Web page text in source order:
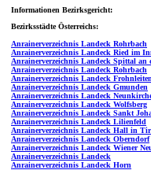
Informationen Bezirksgericht:
Bezirksstädte Österreichs:
Anrainerverzeichnis Landeck Rohrbach
Anrainerverzeichnis Landeck Ried im
Anrainerverzeichnis Landeck Spittal an
Anrainerverzeichnis Landeck Rohrbach
Anrainerverzeichnis Landeck Frohnleiten
Anrainerverzeichnis Landeck Gmunden
Anrainerverzeichnis Landeck
Anrainerverzeichnis Landeck Wolfsberg
Anrainerverzeichnis Landeck Sankt
Anrainerverzeichnis Landeck Lilienfeld
Anrainerverzeichnis Landeck Hall in
Anrainerverzeichnis Landeck Oberndorf
Anrainerverzeichnis Landeck Wiener
Anrainerverzeichnis Landeck
Anrainerverzeichnis Landeck Horn